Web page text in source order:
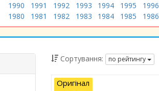
1990 1991 1992 1993 1994 1995 1996
1980 1981 1982 1983 1984 1985 1986
Сортування: по рейтингу
Оригінал